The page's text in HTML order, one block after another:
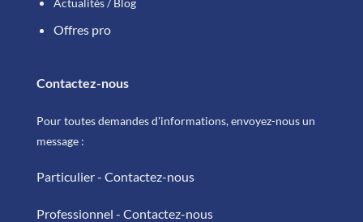
Offres pro
Contactez-nous
Pour toutes demandes d'informations, envoyez-nous un
message :
Particulier - Contactez-nous
Professionnel - Contactez-nous